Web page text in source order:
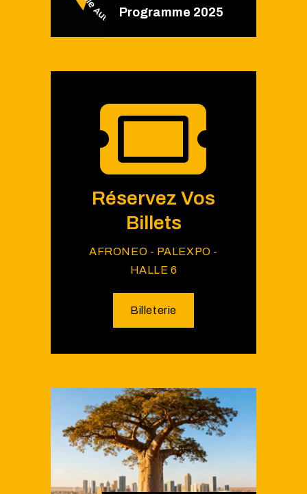
Programme 2025
Réservez Vos
Billets
AFRONEO - PALEXPO -
HALLE 6
Billeterie